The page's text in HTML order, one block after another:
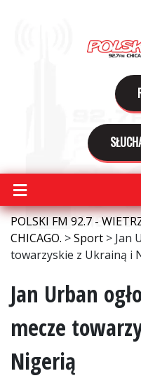
POLSKI FM 92.7 -
CHICAGO. >Sport > Jan
towarzyskie z Ukrainą i
Jan Urban
mecze
Nigerią